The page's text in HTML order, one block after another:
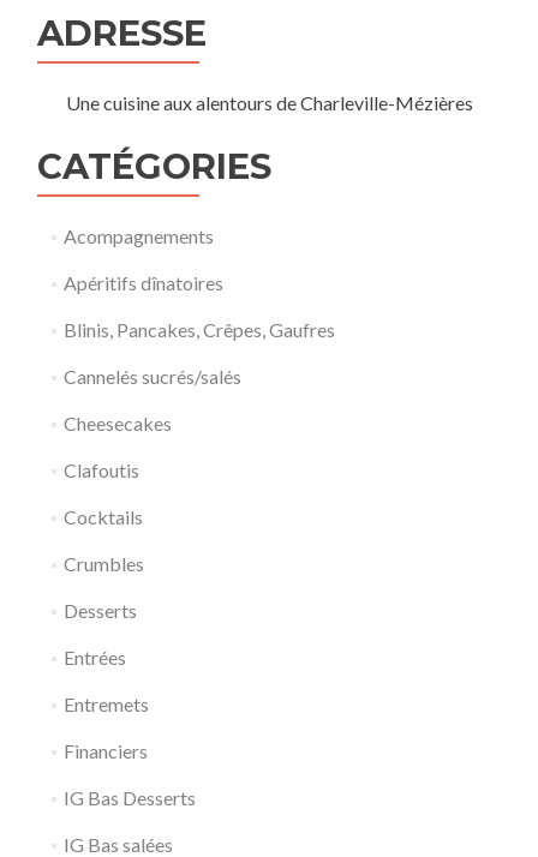
ADRESSE
Une cuisine aux alentours de Charleville-Mézières
CATÉGORIES
Acompagnements
Apéritifs dînatoires
Blinis, Pancakes, Crêpes, Gaufres
Cannelés sucrés/salés
Cheesecakes
Clafoutis
Cocktails
Crumbles
Desserts
Entrées
Entremets
Financiers
IG Bas Desserts
IG Bas salées